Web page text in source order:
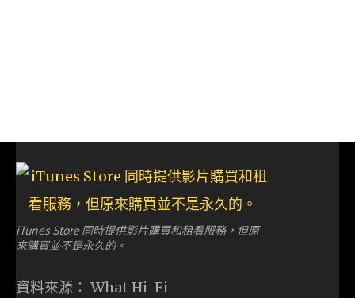
iTunes Store 同時提供影片購買和租看服務，但原
來購買並不是永久的。
資料來源： What Hi-Fi